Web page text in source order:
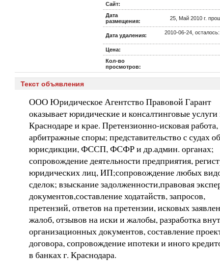
Сайт:
Дата
размещения:
25, Май 2010 г.
Дата удаления: 2010-06-24,
Цена:
Кол-во
просмотров:
Текст объявления
ООО Юридическое Агентство Правовой Гарант
оказывает юридические и консалтинговые услуги
Краснодаре и крае. Претензионно-исковая работа,
арбитражные споры; представительство с судах
юрисдикции, ФССП, ФСФР и др.админ. органах;
сопровождение деятельности предприятия,
юридических лиц, ИП;сопровождение любых
сделок; взыскание задолженности,правовая
документов,составление ходатайств, запросов,
претензий, ответов на претензии, исковых
жалоб, отзывов на иски и жалобы, разработка
организационных документов, составление
договора, сопровождение ипотеки и иного
в банках г. Краснодара.